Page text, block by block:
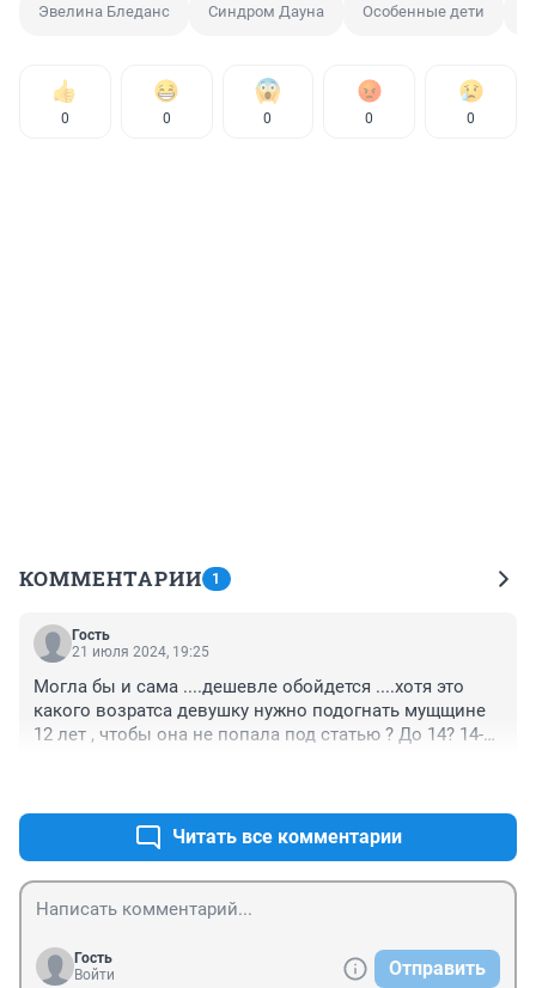
Эвелина Бледанс Синдром Дауна Особенные дети
0 0 0 0 0
КОММЕНТАРИИ 1
Гость
21 июля 2024, 19:25
Могла бы и сама ....дешевле обойдется ....хотя это
какого возратса девушку нужно подогнать мущщине
12 лет , чтобы она не попала под статью ? До 14? 14-
Читать все комментарии
Гость
Войти
Отправить